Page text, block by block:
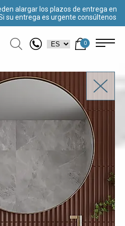
alargar los plazos de entrega en
su entrega es urgente consúltenos
0